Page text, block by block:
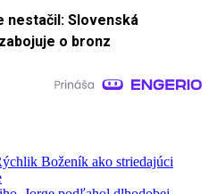
nestačil: Slovenská
o bronz
Boženík ako striedajúci